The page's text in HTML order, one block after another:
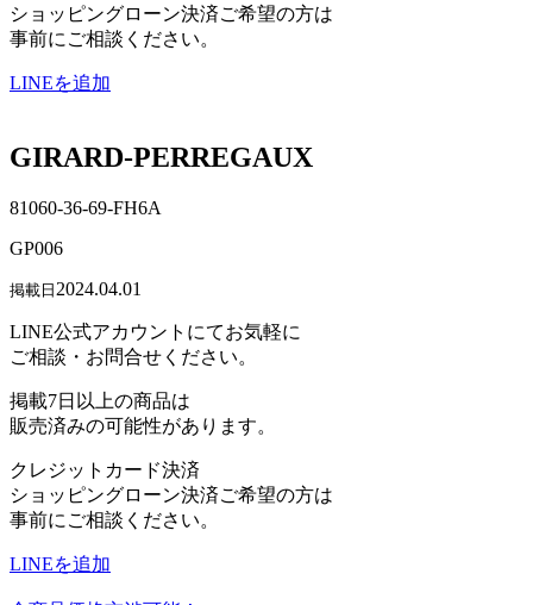
ショッピングローン決済ご希望の方は
事前にご相談ください。
LINEを追加
GIRARD-PERREGAUX
81060-36-69-FH6A
GP006
掲載日 2024.04.01
LINE公式アカウントにてお気軽に
ご相談・お問合せください。
掲載7日以上の商品は
販売済みの可能性があります。
クレジットカード決済
ショッピングローン決済ご希望の方は
事前にご相談ください。
LINEを追加